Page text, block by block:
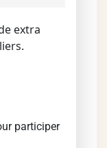
extra
participer